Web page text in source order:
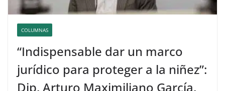
COLUMNAS
“Indispensable dar un marco
jurídico para proteger a la niñez”:
Dip. Arturo Maximiliano García.